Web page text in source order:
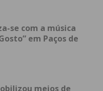
por e-mail e
a informação
se com a música
em Paços de
meios de